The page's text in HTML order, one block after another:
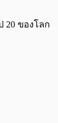
20 ของโลก